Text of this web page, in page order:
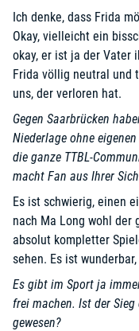
Ich denke, dass Frida
Okay, vielleicht ein
okay, er ist ja der Vater
Frida völlig neutral und
uns, der verloren hat.
Gegen Saarbrücken
Niederlage ohne
die ganze TTBL-
macht Fan aus Ihrer
Es ist schwierig, einen
nach Ma Long wohl der
absolut kompletter
sehen. Es ist
Es gibt im Sport ja
frei machen. Ist der Sieg
gewesen?